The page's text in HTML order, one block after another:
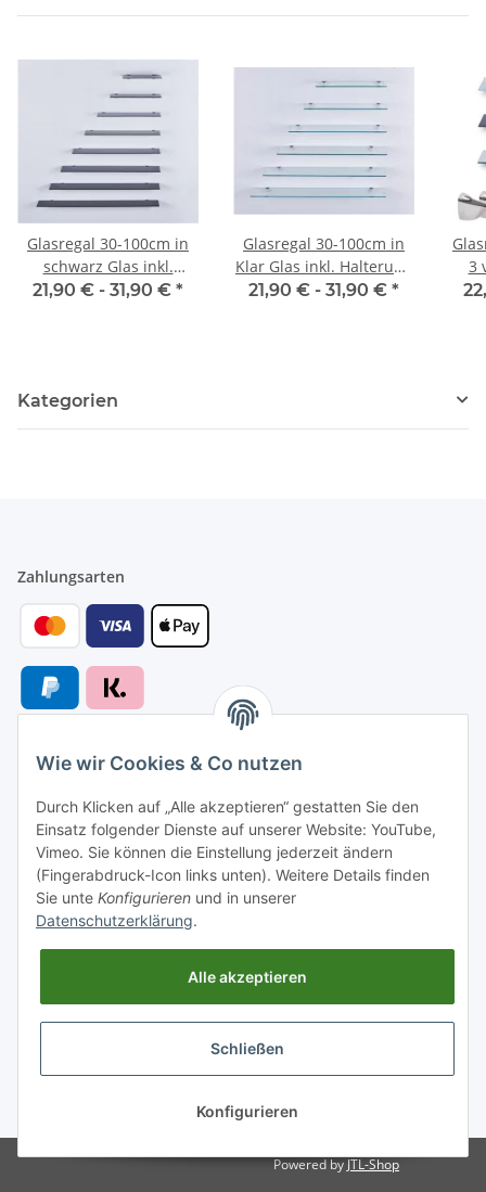
Glasregal 30-100cm in
schwarz Glas inkl.
Halterung 13cm
21,90 € - 31,90 € *
Glasregal 30-100cm in
Klar Glas inkl. Halterung
13cm
21,90 € - 31,90 € *
3
Kategorien
Zahlungsarten
Versandarten
Versand nach
Gesetzliche Informationen
* Alle Preise inkl. gesetzlicher USt., zzgl.Versand
Powered by JTL-Shop
Wie wir Cookies & Co nutzen
Durch Klicken auf „Alle akzeptieren“ gestatten Sie den
Einsatz folgender Dienste auf unserer Website: YouTube,
Vimeo. Sie können die Einstellung jederzeit ändern
(Fingerabdruck-Icon links unten). Weitere Details finden
Sie unte Konfigurieren und in unserer
Datenschutzerklärung.
Alle akzeptieren
Schließen
Konfigurieren